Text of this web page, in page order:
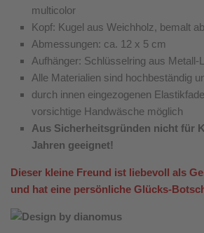
multicolor
Kopf: Kugel aus Weichholz, bemalt
Abmessungen: ca. 12 x 5 cm
Aufhänger: Schlüsselring aus Metall-
Alle Materialien sind hochbeständig
durch innen eingezogenen
vorsichtige Handwäsche möglich
Aus Sicherheitsgründen nicht für
Jahren geeignet!
Dieser kleine Freund ist liebevoll als
und hat eine persönliche Glücks-